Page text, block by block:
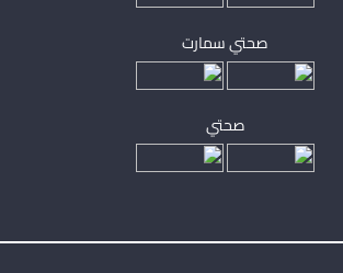
صحتي سمارت
صحتي